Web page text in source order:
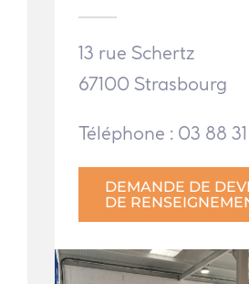
13 rue Schertz
67100 Strasbourg
Téléphone : 03 88
DEMANDE DE
DE